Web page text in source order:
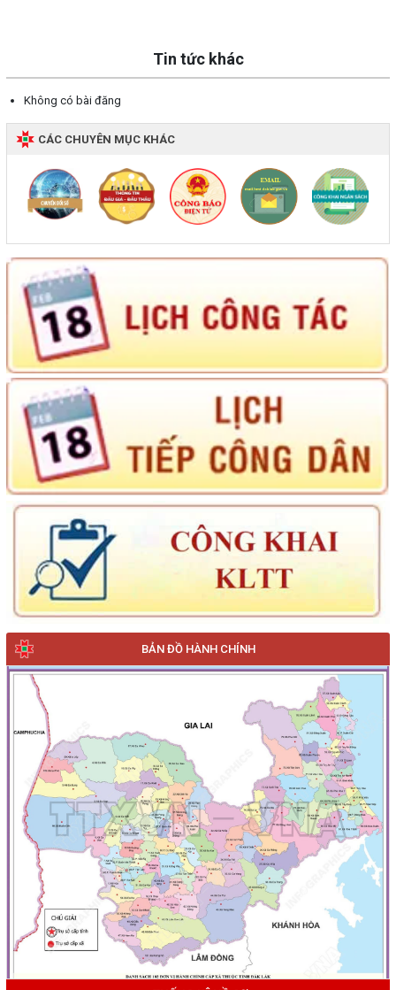
BẢN ĐỒ HÀNH CHÍNH
Tin tức khác
Không có bài đăng
CÁC CHUYÊN MỤC KHÁC